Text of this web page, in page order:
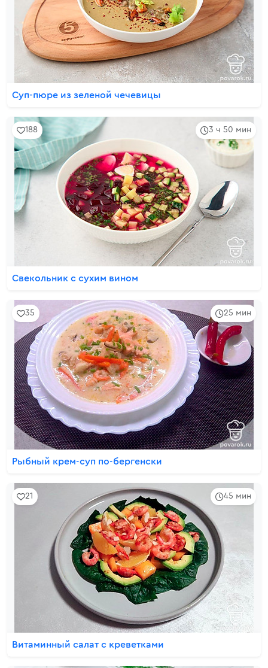
Суп-пюре из зеленой чечевицы
3 ч 50 мин
188
Cвекольник с сухим вином
25 мин
35
Рыбный крем-суп по-бергенски
45 мин
21
Витаминный салат с креветками